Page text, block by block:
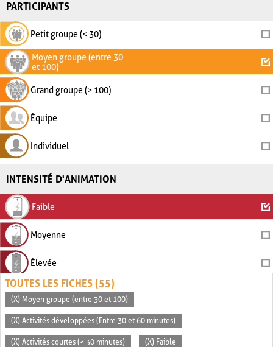
PARTICIPANTS
Petit groupe (< 30)
Moyen groupe (entre 30
et 100)
Grand groupe (> 100)
Équipe
Individuel
INTENSITÉ D'ANIMATION
Faible
Moyenne
Élevée
TOUTES LES FICHES (55)
(X) Moyen groupe (entre 30 et 100)
(X) Activités développées (Entre 30 et 60 minutes)
(X) Activités courtes (< 30 minutes) (X) Faible